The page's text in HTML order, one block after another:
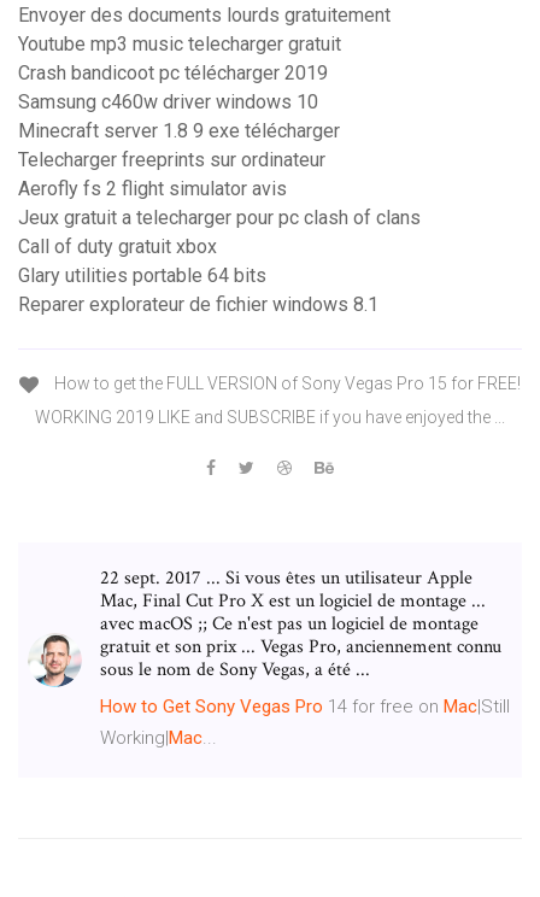
Envoyer des documents lourds gratuitement
Youtube mp3 music telecharger gratuit
Crash bandicoot pc télécharger 2019
Samsung c460w driver windows 10
Minecraft server 1.8 9 exe télécharger
Telecharger freeprints sur ordinateur
Aerofly fs 2 flight simulator avis
Jeux gratuit a telecharger pour pc clash of clans
Call of duty gratuit xbox
Glary utilities portable 64 bits
Reparer explorateur de fichier windows 8.1
How to get the FULL VERSION of Sony Vegas Pro 15 for FREE!
WORKING 2019 LIKE and SUBSCRIBE if you have enjoyed the ...
22 sept. 2017 ... Si vous êtes un utilisateur Apple
Mac, Final Cut Pro X est un logiciel de montage ...
avec macOS ;; Ce n'est pas un logiciel de montage
gratuit et son prix ... Vegas Pro, anciennement connu
sous le nom de Sony Vegas, a été ...
How to Get Sony Vegas Pro 14 for free on Mac|Still
Working|Mac...